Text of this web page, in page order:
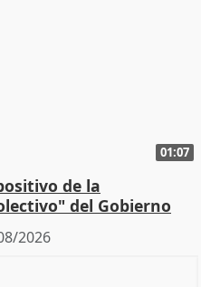
01:07
de la
del Gobierno
2026